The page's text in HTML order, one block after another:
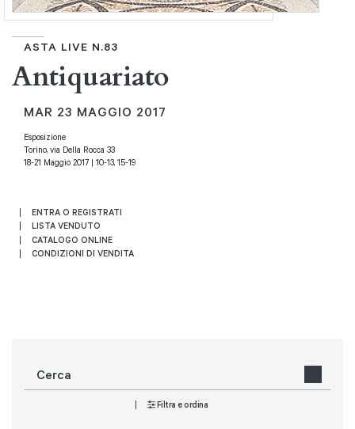
ASTA LIVE N.83
Antiquariato
MAR 23 MAGGIO 2017
Esposizione
Torino, via Della Rocca 33
18-21 Maggio 2017 | 10-13, 15-19
ENTRA O REGISTRATI
LISTA VENDUTO
CATALOGO ONLINE
CONDIZIONI DI VENDITA
Filtra e ordina